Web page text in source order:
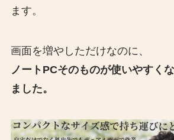
ます。
画面を増やしただけなのに、
ノートPCそのものが使いやすく
ました。